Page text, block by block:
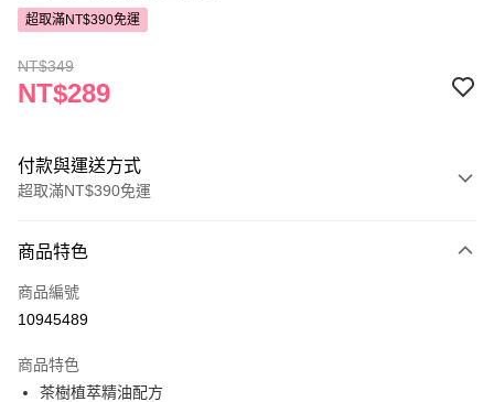
超取滿NT$390免運
NT$349
NT$289
付款與運送方式
超取滿NT$390免運
POYA支付
信用卡一次付款
LINE Pay
商品特色
商品編號
10945489
商品特色
茶樹植萃精油配方